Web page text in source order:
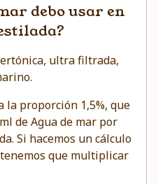
debo usar en
ultra filtrada,
la proporción 1,5%, que
de Agua de mar por
Si hacemos un cálculo
que multiplicar